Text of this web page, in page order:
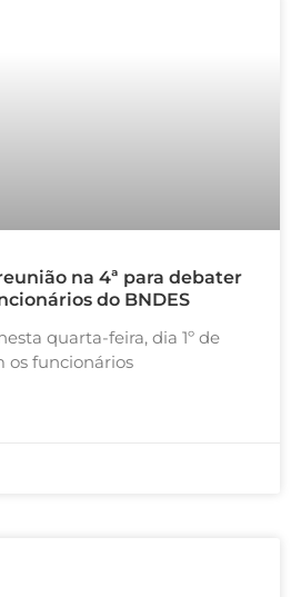
na 4ª para debater
do BNDES
quarta-feira, dia 1º de
os funcionários